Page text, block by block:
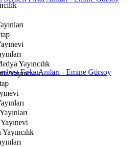
Yayıncılık
Yayıncılık
Fırka Anıları - Emine Gürsoy